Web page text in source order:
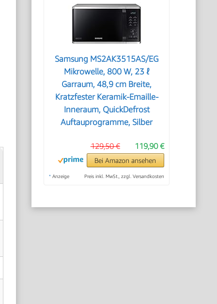
Samsung MS2AK3515AS/EG
Mikrowelle, 800 W, 23 ℓ
Garraum, 48,9 cm Breite,
Kratzfester Keramik-Emaille-
Inneraum, QuickDefrost
Auftauprogramme, Silber
119,90 €
129,50 €
Bei Amazon ansehen
* Anzeige Preis inkl. MwSt., zzgl. Versandkosten